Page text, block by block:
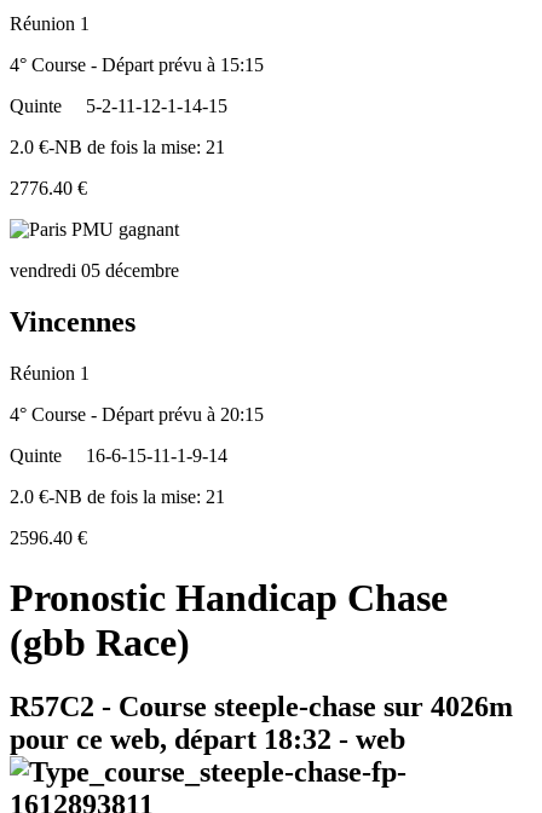
Réunion 1
4° Course - Départ prévu à 15:15
Quinte
5-2-11-12-1-14-15
2.0 €-NB de fois la mise: 21
2776.40 €
vendredi 05 décembre
Vincennes
Réunion 1
4° Course - Départ prévu à 20:15
Quinte
16-6-15-11-1-9-14
2.0 €-NB de fois la mise: 21
2596.40 €
Pronostic Handicap Chase
(gbb Race)
R57C2 - Course steeple-chase sur 4026m
pour ce web, départ 18:32 - web